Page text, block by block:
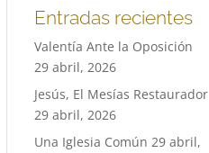
Entradas recientes
Valentía Ante la Oposición
29 abril, 2026
Jesús, El Mesías Restaurador
29 abril, 2026
Una Iglesia Común 29 abril,